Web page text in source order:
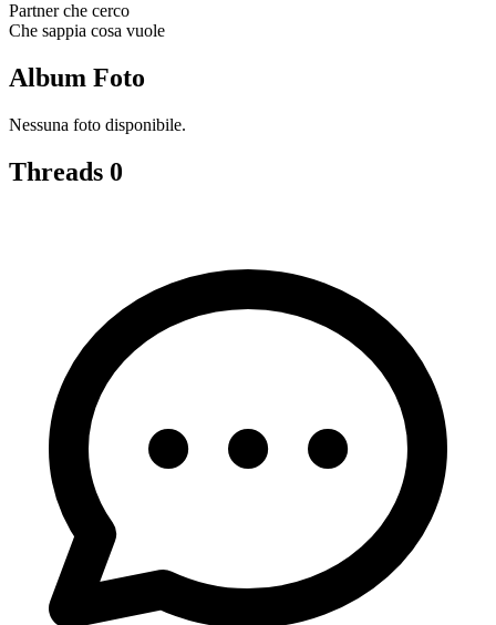
Partner che cerco
Che sappia cosa vuole
Album Foto
Nessuna foto disponibile.
Threads 0